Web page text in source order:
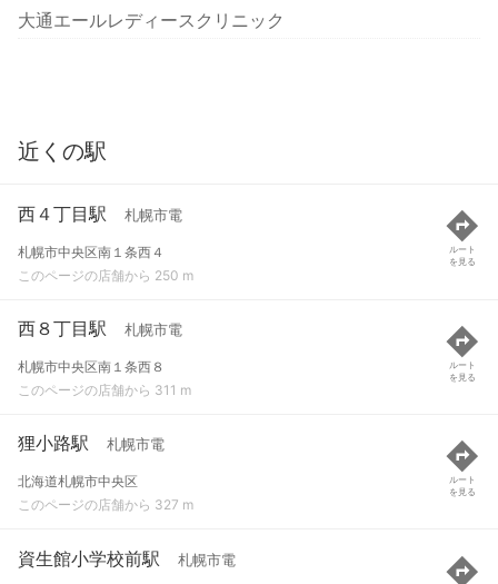
大通エールレディースクリニック
近くの駅
西４丁目駅 札幌市電
札幌市中央区南１条西４
このページの店舗から 250 m
ルート
を見る
西８丁目駅 札幌市電
札幌市中央区南１条西８
このページの店舗から 311 m
ルート
を見る
狸小路駅 札幌市電
北海道札幌市中央区
このページの店舗から 327 m
ルート
を見る
資生館小学校前駅 札幌市電